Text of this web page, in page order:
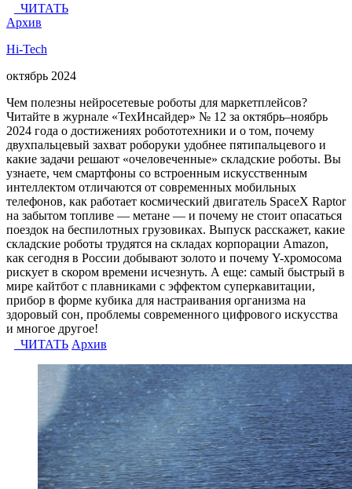
ЧИТАТЬ
Архив
Hi-Tech
октябрь 2024
Чем полезны нейросетевые роботы для маркетплейсов?
Читайте в журнале «ТехИнсайдер» № 12 за октябрь–ноябрь
2024 года о достижениях робототехники и о том, почему
двухпальцевый захват роборуки удобнее пятипальцевого и
какие задачи решают «очеловеченные» складские роботы. Вы
узнаете, чем смартфоны со встроенным искусственным
интеллектом отличаются от современных мобильных
телефонов, как работает космический двигатель SpaceX Raptor
на забытом топливе — метане — и почему не стоит опасаться
поездок на беспилотных грузовиках. Выпуск расскажет, какие
складские роботы трудятся на складах корпорации Amazon,
как сегодня в России добывают золото и почему Y-хромосома
рискует в скором времени исчезнуть. А еще: самый быстрый в
мире кайтбот с плавниками с эффектом суперкавитации,
прибор в форме кубика для настраивания организма на
здоровый сон, проблемы современного цифрового искусства
и многое другое!
ЧИТАТЬ Архив